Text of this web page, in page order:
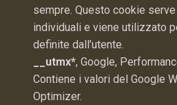
sempre. Questo cookie
individuali e viene utilizzato
definite dall’utente.
__utmx*, Google,
Contiene i valori del Google
Optimizer.